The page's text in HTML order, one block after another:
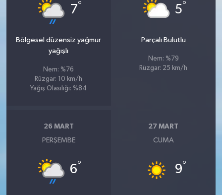
7°
Bölgesel düzensiz yağmur
yağışlı
Nem: %76
Rüzgar: 10 km/h
Yağış Olasılığı: %84
5°
Parçalı Bulutlu
Nem: %79
Rüzgar: 25 km/h
26 MART
PERŞEMBE
6°
27 MART
CUMA
9°